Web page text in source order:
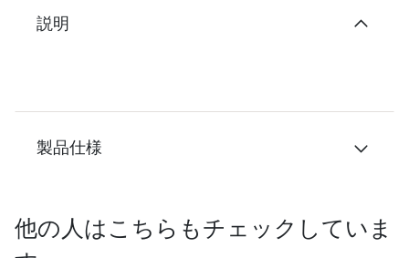
説明
製品仕様
他の人はこちらもチェックしていま